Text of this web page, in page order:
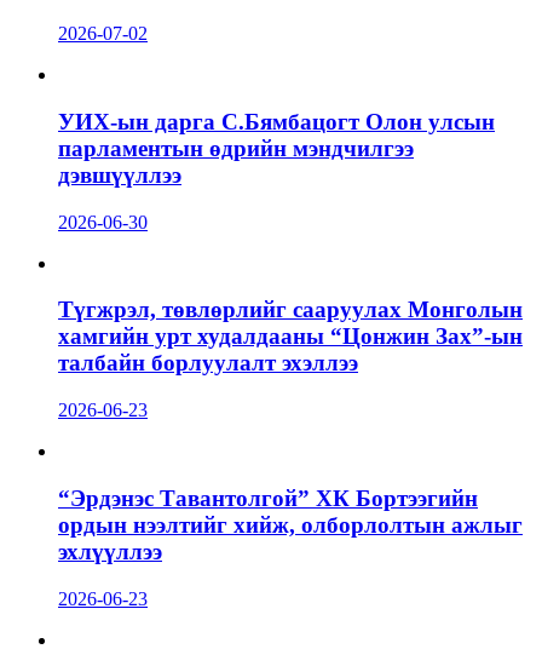
2026-07-02
УИХ-ын дарга С.Бямбацогт Олон улсын
парламентын өдрийн мэндчилгээ
дэвшүүллээ
2026-06-30
Түгжрэл, төвлөрлийг сааруулах Монголын
хамгийн урт худалдааны “Цонжин Зах”-ын
талбайн борлуулалт эхэллээ
2026-06-23
“Эрдэнэс Тавантолгой” ХК Бортээгийн
ордын нээлтийг хийж, олборлолтын ажлыг
эхлүүллээ
2026-06-23